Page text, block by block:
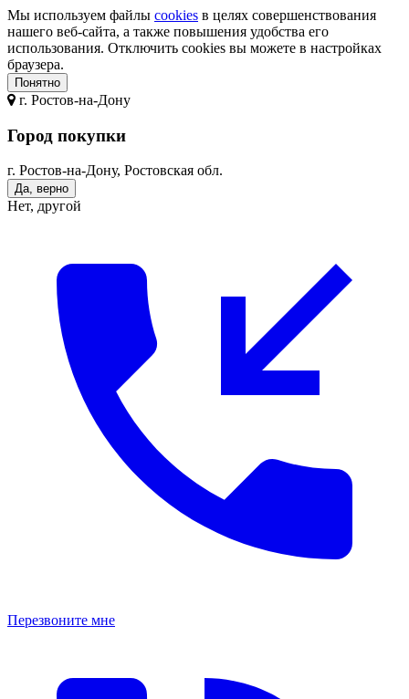
Мы используем файлы cookies в целях совершенствования
нашего веб-сайта, а также повышения удобства его
использования. Отключить cookies вы можете в настройках
браузера.
Понятно
г. Ростов-на-Дону
Город покупки
г. Ростов-на-Дону, Ростовская обл.
Да, верно
Нет, другой
Перезвоните мне